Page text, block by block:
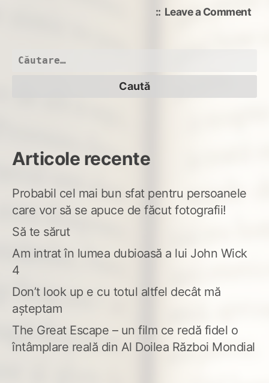
Leave a Commenton
Caută
Articole recente
Probabil cel mai bun sfat pentru persoanele
care vor să se apuce de făcut fotografii!
Să te sărut
Am intrat în lumea dubioasă a lui John Wick
4
Don’t look up e cu totul altfel decât mă
așteptam
The Great Escape – un film ce redă fidel o
întâmplare reală din Al Doilea Război Mondial